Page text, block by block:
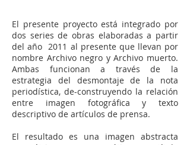
El presente proyecto está integrado por
dos series de obras elaboradas a partir
del año 2011 al presente que llevan por
nombre Archivo negro y Archivo muerto.
Ambas funcionan a través de la
estrategia del desmontaje de la nota
periodística, de-construyendo la relación
entre imagen fotográfica y texto
descriptivo de artículos de prensa.
El resultado es una imagen abstracta